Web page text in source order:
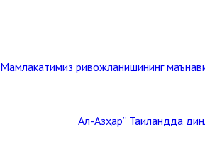
Мамлакатимиз ривожланишининг